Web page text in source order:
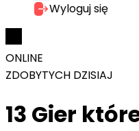
Wyloguj się
ONLINE
ZDOBYTYCH DZISIAJ
13 Gier